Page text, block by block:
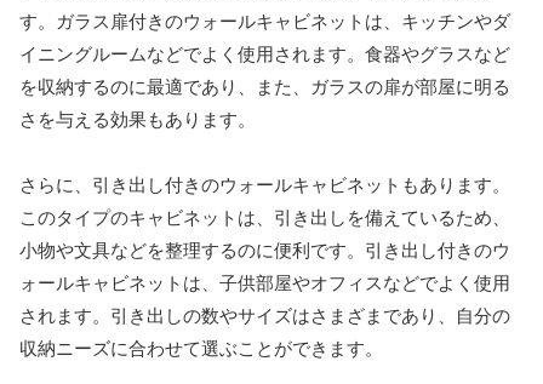
す。ガラス扉付きのウォールキャビネットは、キッチンやダ
イニングルームなどでよく使用されます。食器やグラスなど
を収納するのに最適であり、また、ガラスの扉が部屋に明る
さを与える効果もあります。
さらに、引き出し付きのウォールキャビネットもあります。
このタイプのキャビネットは、引き出しを備えているため、
小物や文具などを整理するのに便利です。引き出し付きのウ
ォールキャビネットは、子供部屋やオフィスなどでよく使用
されます。引き出しの数やサイズはさまざまであり、自分の
収納ニーズに合わせて選ぶことができます。